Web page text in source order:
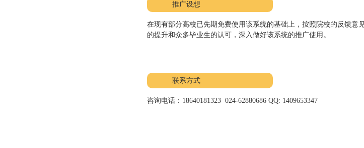
推广设想
在现有部分高校已先期免费使用该系统的基础上，按照院校的反馈意
的提升和众多毕业生的认可，深入做好该系统的推广使用。
联系方式
咨询电话： 18640181323 024-62880686 QQ: 1409653347